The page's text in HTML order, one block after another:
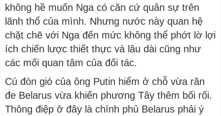
không hề muốn Nga có căn cứ quân sự trên
lãnh thổ của mình. Nhưng nước này quan hệ
chặt chẽ với Nga đến mức không thể phớt lờ lợi
ích chiến lược thiết thực và lâu dài cũng như
các mối quan tâm của đối tác.
Cú đòn gió của ông Putin hiểm ở chỗ vừa răn
đe Belarus vừa khiến phương Tây thêm bối rối.
Thông điệp ở đây là chính phủ Belarus phải ý